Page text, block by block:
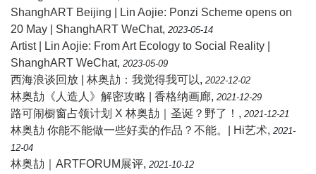
ShanghART Beijing | Lin Aojie: Ponzi Scheme opens on
20 May | ShanghART WeChat, 2023-05-14
Artist | Lin Aojie: From Art Ecology to Social Reality |
ShanghART WeChat, 2023-05-09
西海浪谈回放 | 林奥劼：我觉得我可以, 2022-12-02
林奥劼《人造人》解密攻略 | 香格纳画廊, 2021-12-29
路可闹橱窗占领计划 X 林奥劼｜圣诞？野了！ , 2021-12-21
林奥劼 你能不能做一些好卖的作品？不能。| Hi艺术, 2021-
12-04
林奥劼｜ARTFORUM展评, 2021-10-12